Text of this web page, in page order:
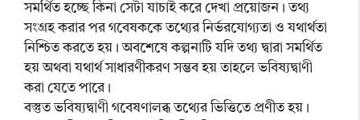
সমর্থিত হচ্ছে কিনা সেটা যাচাই করে দেখা প্রয়োজন। তথ্য
সংগ্রহ করার পর গবেষককে তথ্যের নির্ভরযোগ্যতা ও যথার্থতা
নিশ্চিত করতে হয়। অবশেষে কল্পনাটি যদি তথ্য দ্বারা সমর্থিত
হয় অথবা যথার্থ সাধারণীকরণ সম্ভব হয় তাহলে ভবিষ্যদ্বাণী
করা যেতে পারে।
বস্তুত ভবিষ্যদ্বাণী গবেষণালব্ধ তথ্যের ভিত্তিতে প্রণীত হয়।